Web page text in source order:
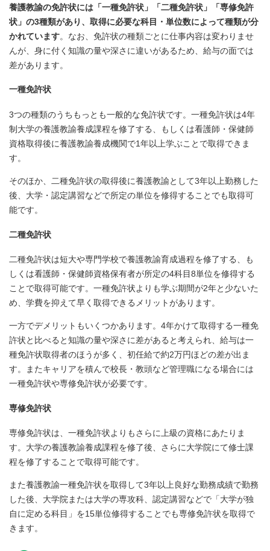
養護教諭の免許状には「一種免許状」「二種免許状」「専修免許
状」の3種類があり、取得に必要な科目・単位数によって種類が分
かれています。なお、免許状の種類ごとに仕事内容は変わりませ
んが、身に付く知識の量や深さに違いがあるため、給与の面では
差があります。
一種免許状
3つの種類のうちもっとも一般的な免許状です。一種免許状は4年
制大学の養護教諭養成課程を修了する、もしくは看護師・保健師
資格取得後に養護教諭養成機関で1年以上学ぶことで取得できま
す。
そのほか、二種免許状の取得後に養護教諭として3年以上勤務した
後、大学・認定講習などで所定の単位を修得することでも取得可
能です。
二種免許状
二種免許状は短大や専門学校で養護教諭育成過程を修了する、も
しくは看護師・保健師資格保有者が所定の4科目8単位を修得する
ことで取得可能です。一種免許状よりも学ぶ期間が2年と少ないた
め、学費を抑えて早く取得できるメリットがあります。
一方でデメリットもいくつかあります。4年かけて取得する一種免
許状と比べると知識の量や深さに差があると考えられ、給与は一
種免許状取得者のほうが多く、初任給で約2万円ほどの差が出ま
す。またキャリアを積んで校長・教頭など管理職になる場合には
一種免許状や専修免許状が必要です。
専修免許状
専修免許状は、一種免許状よりもさらに上級の資格にあたりま
す。大学の養護教諭養成課程を修了後、さらに大学院にて修士課
程を修了することで取得可能です。
また養護教諭一種免許状を取得して3年以上良好な勤務成績で勤務
した後、大学院または大学の専攻科、認定講習などで「大学が独
自に定める科目」を15単位修得することでも専修免許状を取得で
きます。